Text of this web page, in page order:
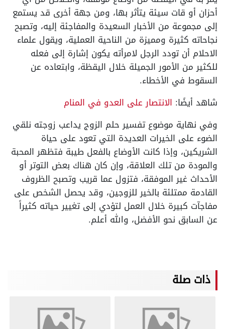
أحزان أو قات سيئة يتأثر بها، ومن جهة أخرى قد يستمع
إلى مجموعة من الأخبار السعيدة والمفاجئة إليه، وتصبح
نجاحاته كثيرة ومميزة من الناحية العملية، ويقول علماء
الاحلام أن تودد الرجل لامرأته يكون إشارة إلى فعله
للكثير من الأمور الجميلة خلال اليقظة، وابتعاده عن
السقوط في الأخطاء.
شاهد أيضًا: الانتصار على العدو في المنام
وفي نهاية موضوع تفسير حلم الزوج يداعب زوجته نلقي
الضوء على الخيرات العديدة التي تعود على حياة
الشريكين، وإذا كانت الأوضاع بالفعل طيبة فتظهر المحبة
والمودة من تلك العلاقة، وإن كان هناك بعض التوتر أو
الأحداث غير الموفقة، فتزول عما قريب وتصبح الظروف
القادمة ممتلئة بالخير للزوجين، وقد يحصل الشخص على
مفاجآت كبيرة خلال العمل لتؤدي إلى تغيير حياته كثيراً
عن السابق نحو الأفضل، والله أعلم.
ذات صلة